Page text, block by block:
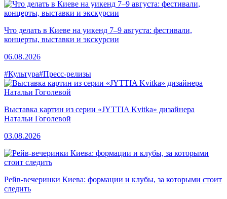
Что делать в Киеве на уикенд 7–9 августа: фестивали,
концерты, выставки и экскурсии
06.08.2026
#Культура#Пресс-релизы
Выставка картин из серии «JYTTIA Kvitka» дизайнера
Натальи Гоголевой
03.08.2026
Рейв-вечеринки Киева: формации и клубы, за которыми стоит
следить